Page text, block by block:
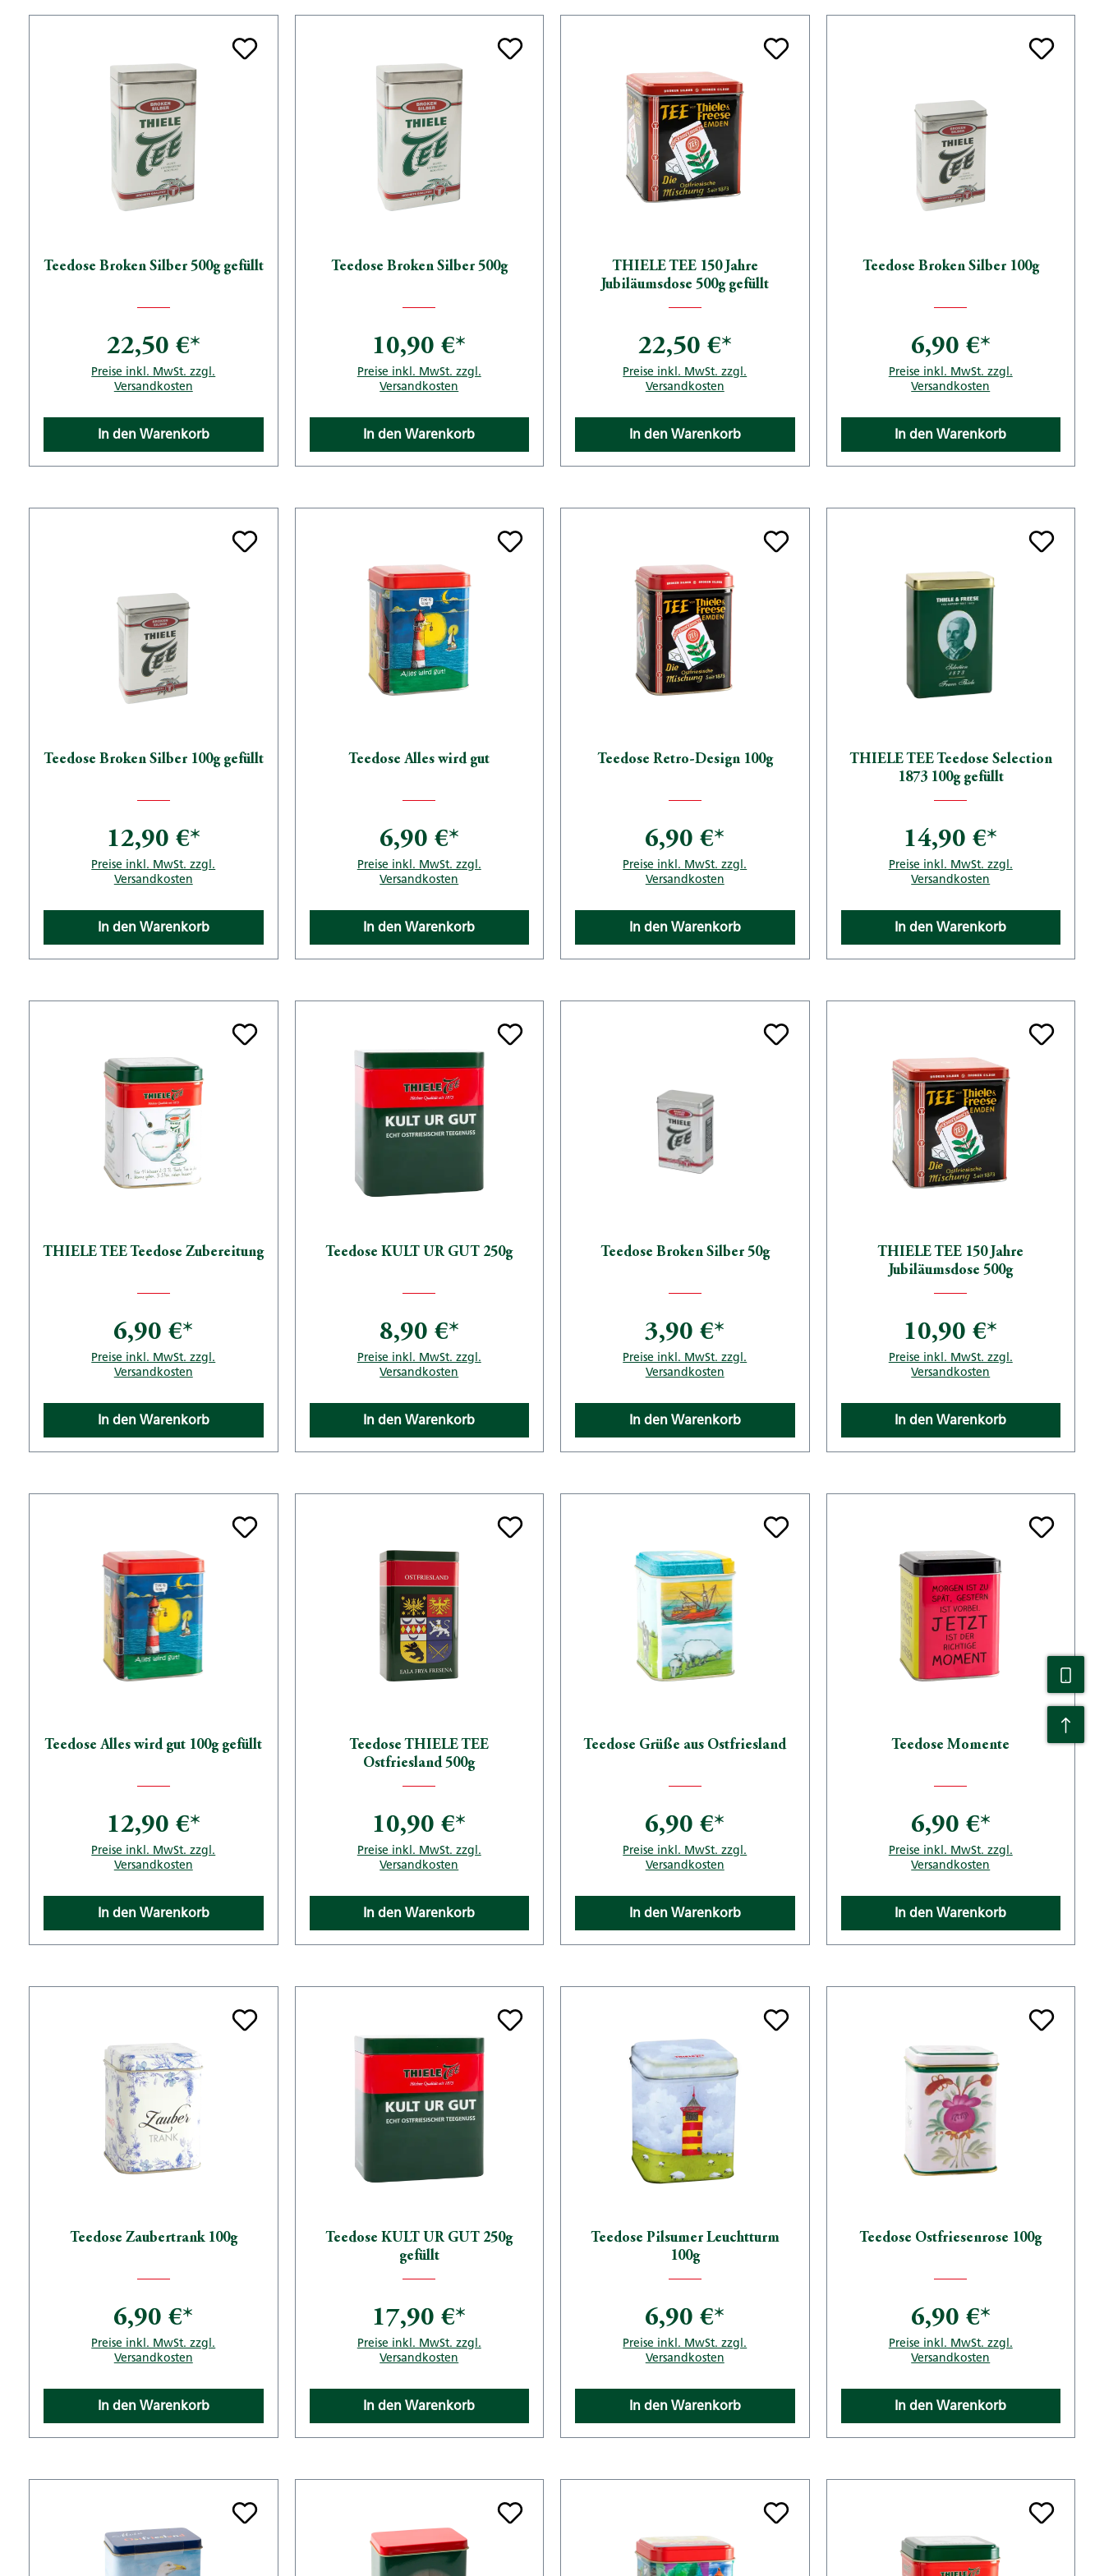
Teedose Broken Silber 500g gefüllt
22,50 €*
Preise inkl. MwSt. zzgl.
Versandkosten
In den Warenkorb
Teedose Broken Silber 500g
10,90 €*
Preise inkl. MwSt. zzgl.
Versandkosten
In den Warenkorb
THIELE TEE 150 Jahre
Jubiläumsdose 500g gefüllt
22,50 €*
Preise inkl. MwSt. zzgl.
Versandkosten
In den Warenkorb
Teedose Broken Silber 100g
6,90 €*
Preise inkl. MwSt. zzgl.
Versandkosten
In den Warenkorb
Teedose Broken Silber 100g gefüllt
12,90 €*
Preise inkl. MwSt. zzgl.
Versandkosten
In den Warenkorb
Teedose Alles wird gut
6,90 €*
Preise inkl. MwSt. zzgl.
Versandkosten
In den Warenkorb
Teedose Retro-Design 100g
6,90 €*
Preise inkl. MwSt. zzgl.
Versandkosten
In den Warenkorb
THIELE TEE Teedose Selection
1873 100g gefüllt
14,90 €*
Preise inkl. MwSt. zzgl.
Versandkosten
In den Warenkorb
THIELE TEE Teedose Zubereitung
6,90 €*
Preise inkl. MwSt. zzgl.
Versandkosten
In den Warenkorb
Teedose KULT UR GUT 250g
8,90 €*
Preise inkl. MwSt. zzgl.
Versandkosten
In den Warenkorb
Teedose Broken Silber 50g
3,90 €*
Preise inkl. MwSt. zzgl.
Versandkosten
In den Warenkorb
THIELE TEE 150 Jahre
Jubiläumsdose 500g
10,90 €*
Preise inkl. MwSt. zzgl.
Versandkosten
In den Warenkorb
Teedose Alles wird gut 100g gefüllt
12,90 €*
Preise inkl. MwSt. zzgl.
Versandkosten
In den Warenkorb
Teedose THIELE TEE
Ostfriesland 500g
10,90 €*
Preise inkl. MwSt. zzgl.
Versandkosten
In den Warenkorb
Teedose Grüße aus Ostfriesland
6,90 €*
Preise inkl. MwSt. zzgl.
Versandkosten
In den Warenkorb
Teedose Momente
6,90 €*
Preise inkl. MwSt. zzgl.
Versandkosten
In den Warenkorb
Teedose Zaubertrank 100g
6,90 €*
Preise inkl. MwSt. zzgl.
Versandkosten
In den Warenkorb
Teedose KULT UR GUT 250g
gefüllt
17,90 €*
Preise inkl. MwSt. zzgl.
Versandkosten
In den Warenkorb
Teedose Pilsumer Leuchtturm
100g
6,90 €*
Preise inkl. MwSt. zzgl.
Versandkosten
In den Warenkorb
Teedose Ostfriesenrose 100g
6,90 €*
Preise inkl. MwSt. zzgl.
Versandkosten
In den Warenkorb